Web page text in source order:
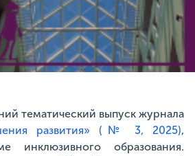
тематический выпуск журнала
развития» (№ 3, 2025),
инклюзивного образования.